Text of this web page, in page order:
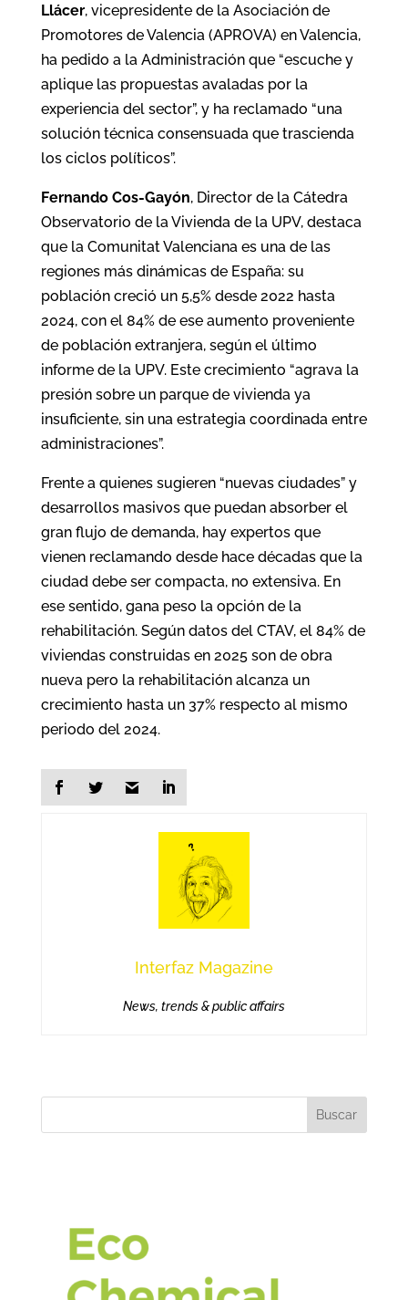
Llácer, vicepresidente de la Asociación de
Promotores de Valencia (APROVA) en Valencia,
ha pedido a la Administración que “escuche y
aplique las propuestas avaladas por la
experiencia del sector”, y ha reclamado “una
solución técnica consensuada que trascienda
los ciclos políticos”.
Fernando Cos-Gayón, Director de la Cátedra
Observatorio de la Vivienda de la UPV, destaca
que la Comunitat Valenciana es una de las
regiones más dinámicas de España: su
población creció un 5,5% desde 2022 hasta
2024, con el 84% de ese aumento proveniente
de población extranjera, según el último
informe de la UPV. Este crecimiento “agrava la
presión sobre un parque de vivienda ya
insuficiente, sin una estrategia coordinada entre
administraciones”.
Frente a quienes sugieren “nuevas ciudades” y
desarrollos masivos que puedan absorber el
gran flujo de demanda, hay expertos que
vienen reclamando desde hace décadas que la
ciudad debe ser compacta, no extensiva. En
ese sentido, gana peso la opción de la
rehabilitación. Según datos del CTAV, el 84% de
viviendas construidas en 2025 son de obra
nueva pero la rehabilitación alcanza un
crecimiento hasta un 37% respecto al mismo
periodo del 2024.
Interfaz Magazine
News, trends & public affairs
Buscar